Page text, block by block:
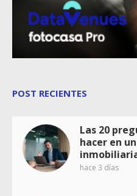
POST RECIENTES
Las 20
hacer en
hace 3 días